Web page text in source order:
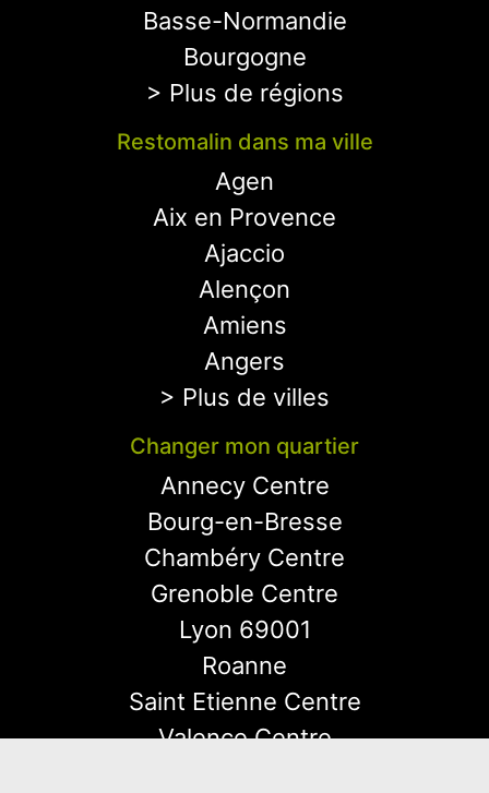
Basse-Normandie
Bourgogne
> Plus de régions
Restomalin dans ma ville
Agen
Aix en Provence
Ajaccio
Alençon
Amiens
Angers
> Plus de villes
Changer mon quartier
Annecy Centre
Bourg-en-Bresse
Chambéry Centre
Grenoble Centre
Lyon 69001
Roanne
Saint Etienne Centre
Valence Centre